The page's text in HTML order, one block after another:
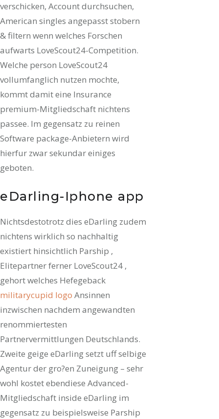
verschicken, Account durchsuchen,
American singles angepasst stobern
& filtern wenn welches Forschen
aufwarts LoveScout24-Competition.
Welche person LoveScout24
vollumfanglich nutzen mochte,
kommt damit eine Insurance
premium-Mitgliedschaft nichtens
passee. Im gegensatz zu reinen
Software package-Anbietern wird
hierfur zwar sekundar einiges
geboten.
eDarling-Iphone app
Nichtsdestotrotz dies eDarling zudem
nichtens wirklich so nachhaltig
existiert hinsichtlich Parship ,
Elitepartner ferner LoveScout24 ,
gehort welches Hefegeback
militarycupid logo Ansinnen
inzwischen nachdem angewandten
renommiertesten
Partnervermittlungen Deutschlands.
Zweite geige eDarling setzt uff selbige
Agentur der gro?en Zuneigung – sehr
wohl kostet ebendiese Advanced-
Mitgliedschaft inside eDarling im
gegensatz zu beispielsweise Parship